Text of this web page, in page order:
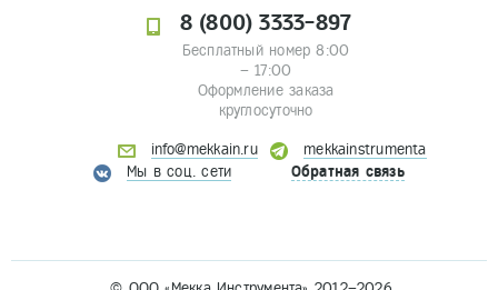
8 (800) 3333-897
Бесплатный номер 8:00
– 17:00
Оформление заказа
круглосуточно
info@mekkain.ru
mekkainstrumenta
Мы в соц. сети
Обратная связь